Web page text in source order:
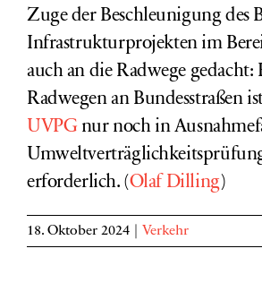
Zuge der Beschleunigung des
Infrastrukturprojekten im
auch an die Radwege gedacht:
Radwegen an Bundesstraßen
UVPGnur noch in
erforderlich. (Olaf Dilling)
18. Oktober 2024 Verkehr